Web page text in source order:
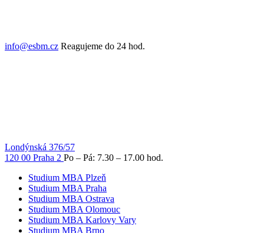
info@esbm.cz Reagujeme do 24 hod.
Londýnská 376/57
120 00 Praha 2 Po – Pá: 7.30 – 17.00 hod.
Studium MBA Plzeň
Studium MBA Praha
Studium MBA Ostrava
Studium MBA Olomouc
Studium MBA Karlovy Vary
Studium MBA Brno